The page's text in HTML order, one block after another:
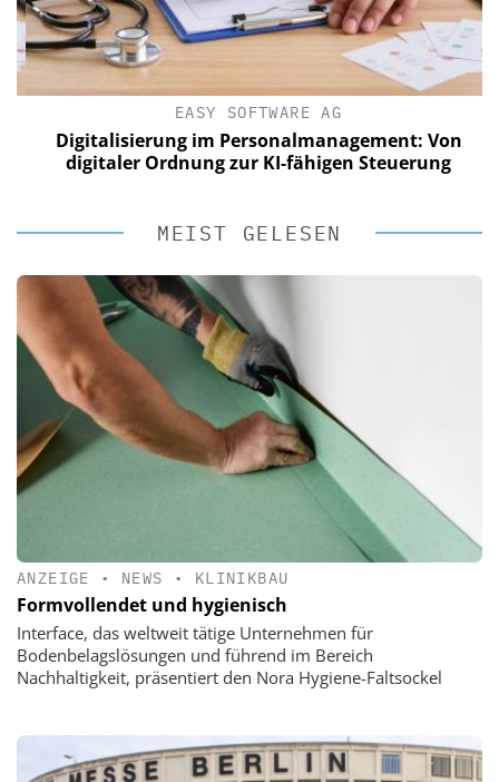
EASY SOFTWARE AG
Digitalisierung im Personalmanagement: Von
digitaler Ordnung zur KI-fähigen Steuerung
MEIST GELESEN
ANZEIGE • NEWS • KLINIKBAU
Formvollendet und hygienisch
Interface, das weltweit tätige Unternehmen für
Bodenbelagslösungen und führend im Bereich
Nachhaltigkeit, präsentiert den Nora Hygiene-Faltsockel